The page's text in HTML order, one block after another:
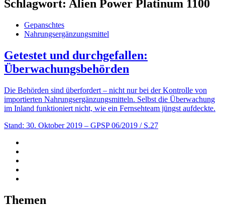
Schlagwort: Alien Power Platinum 1100
Gepanschtes
Nahrungsergänzungsmittel
Getestet und durchgefallen:
Überwachungsbehörden
Die Behörden sind überfordert – nicht nur bei der Kontrolle von
importierten Nahrungsergänzungsmitteln. Selbst die Überwachung
im Inland funktioniert nicht, wie ein Fernsehteam jüngst aufdeckte.
Stand: 30. Oktober 2019 – GPSP 06/2019 / S.27
Themen